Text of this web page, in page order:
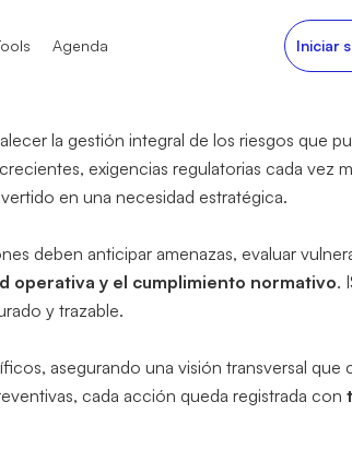
ISO 37001
ISO 45001
Agenda Iniciar
la gestión integral de los riesgos que
exigencias regulatorias cada vez
en una necesidad estratégica.
deben anticipar amenazas, evaluar
operativa y el cumplimiento normativo.
y trazable.
asegurando una visión transversal
cada acción queda registrada con